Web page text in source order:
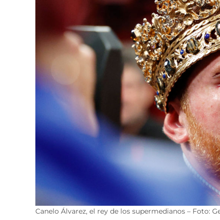
Canelo Álvarez, el rey de los supermedianos – Foto: